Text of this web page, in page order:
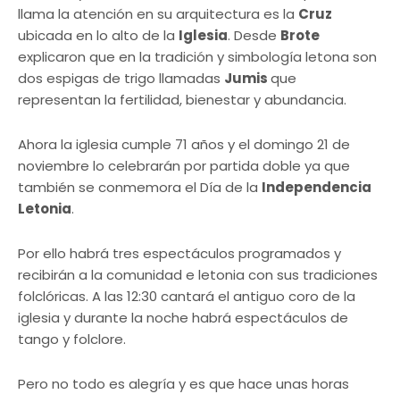
llama la atención en su arquitectura es la Cruz
ubicada en lo alto de la Iglesia. Desde Brote
explicaron que en la tradición y simbología letona son
dos espigas de trigo llamadas Jumisque
representan la fertilidad, bienestar y abundancia.
Ahora la iglesia cumple 71 años y el domingo 21 de
noviembre lo celebrarán por partida doble ya que
también se conmemora el Día de la Independencia
Letonia.
Por ello habrá tres espectáculos programados y
recibirán a la comunidad e letonia con sus tradiciones
folclóricas. A las 12:30 cantará el antiguo coro de la
iglesia y durante la noche habrá espectáculos de
tango y folclore.
Pero no todo es alegría y es que hace unas horas